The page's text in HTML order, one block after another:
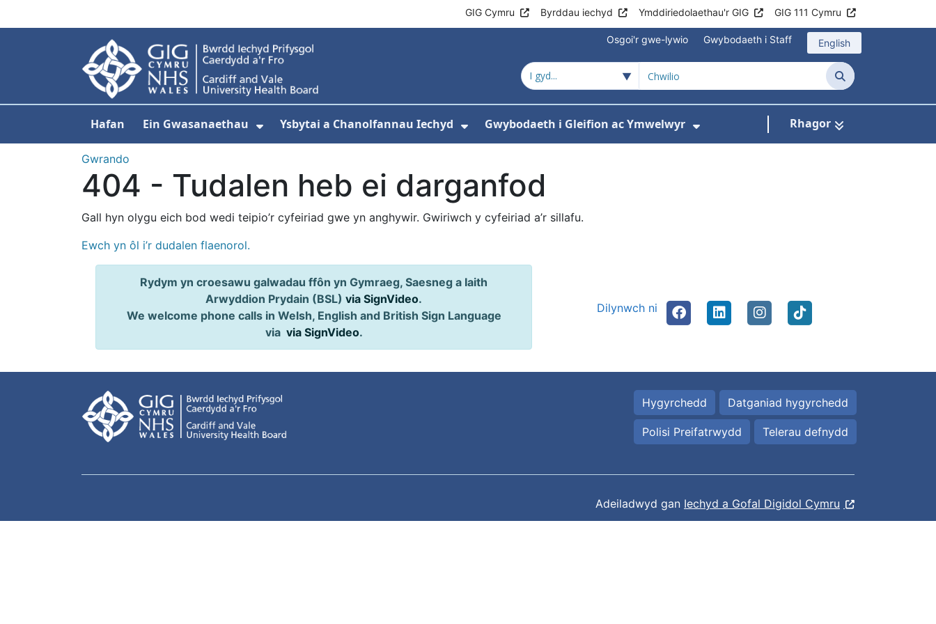
GIG Cymru Byrddau iechyd Ymddiriedolaethau'r GIG GIG 111 Cymru
Osgoi'r gwe-lywio Gwybodaeth i Staff English
Chwilio
Hafan Ein Gwasanaethau Ysbytai a Chanolfannau Iechyd Gwybodaeth i Gleifion ac Ymwelwyr Rhagor
Gwrando
404 - Tudalen heb ei darganfod
Gall hyn olygu eich bod wedi teipio’r cyfeiriad gwe yn anghywir. Gwiriwch y cyfeiriad a’r sillafu.
Ewch yn ôl i’r dudalen flaenorol.
Rydym yn croesawu galwadau ffôn yn Gymraeg, Saesneg a Iaith
Arwyddion Prydain (BSL)via SignVideo.
We welcome phone calls in Welsh, English and British Sign Language
via via SignVideo.
Dilynwch ni
Hygyrchedd Datganiad hygyrchedd
Polisi Preifatrwydd Telerau defnydd
Adeiladwyd gan Iechyd a Gofal Digidol Cymru